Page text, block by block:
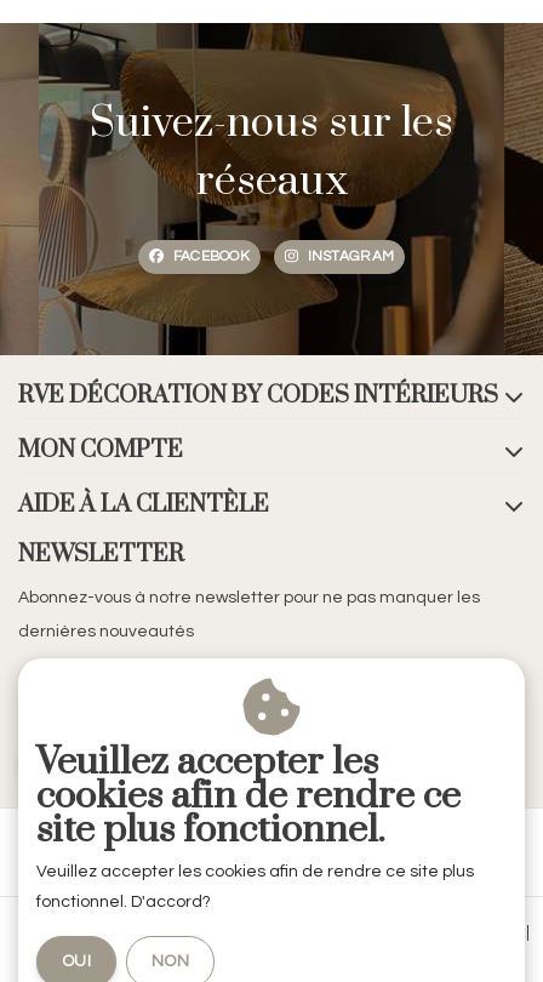
Suivez-nous sur les
réseaux
FACEBOOK INSTAGRAM
RVE DÉCORATION BY CODES INTÉRIEURS
MON COMPTE
AIDE À LA CLIENTÈLE
NEWSLETTER
Abonnez-vous à notre newsletter pour ne pas manquer les
dernières nouveautés
S'ABONNER
Conditions générales de vente
Politique de confidentialité
Veuillez accepter les
cookies afin de rendre ce
site plus fonctionnel.
Veuillez accepter les cookies afin de rendre ce site plus
fonctionnel. D'accord?
OUI NON